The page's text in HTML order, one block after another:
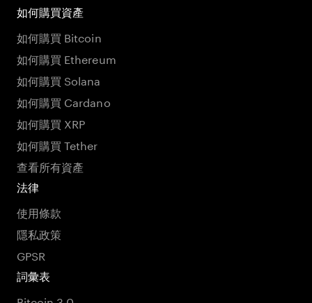
如何購買資產
如何購買 Bitcoin
如何購買 Ethereum
如何購買 Solana
如何購買 Cardano
如何購買 XRP
如何購買 Tether
查看所有資產
法律
使用條款
隱私政策
GPSR
詞彙表